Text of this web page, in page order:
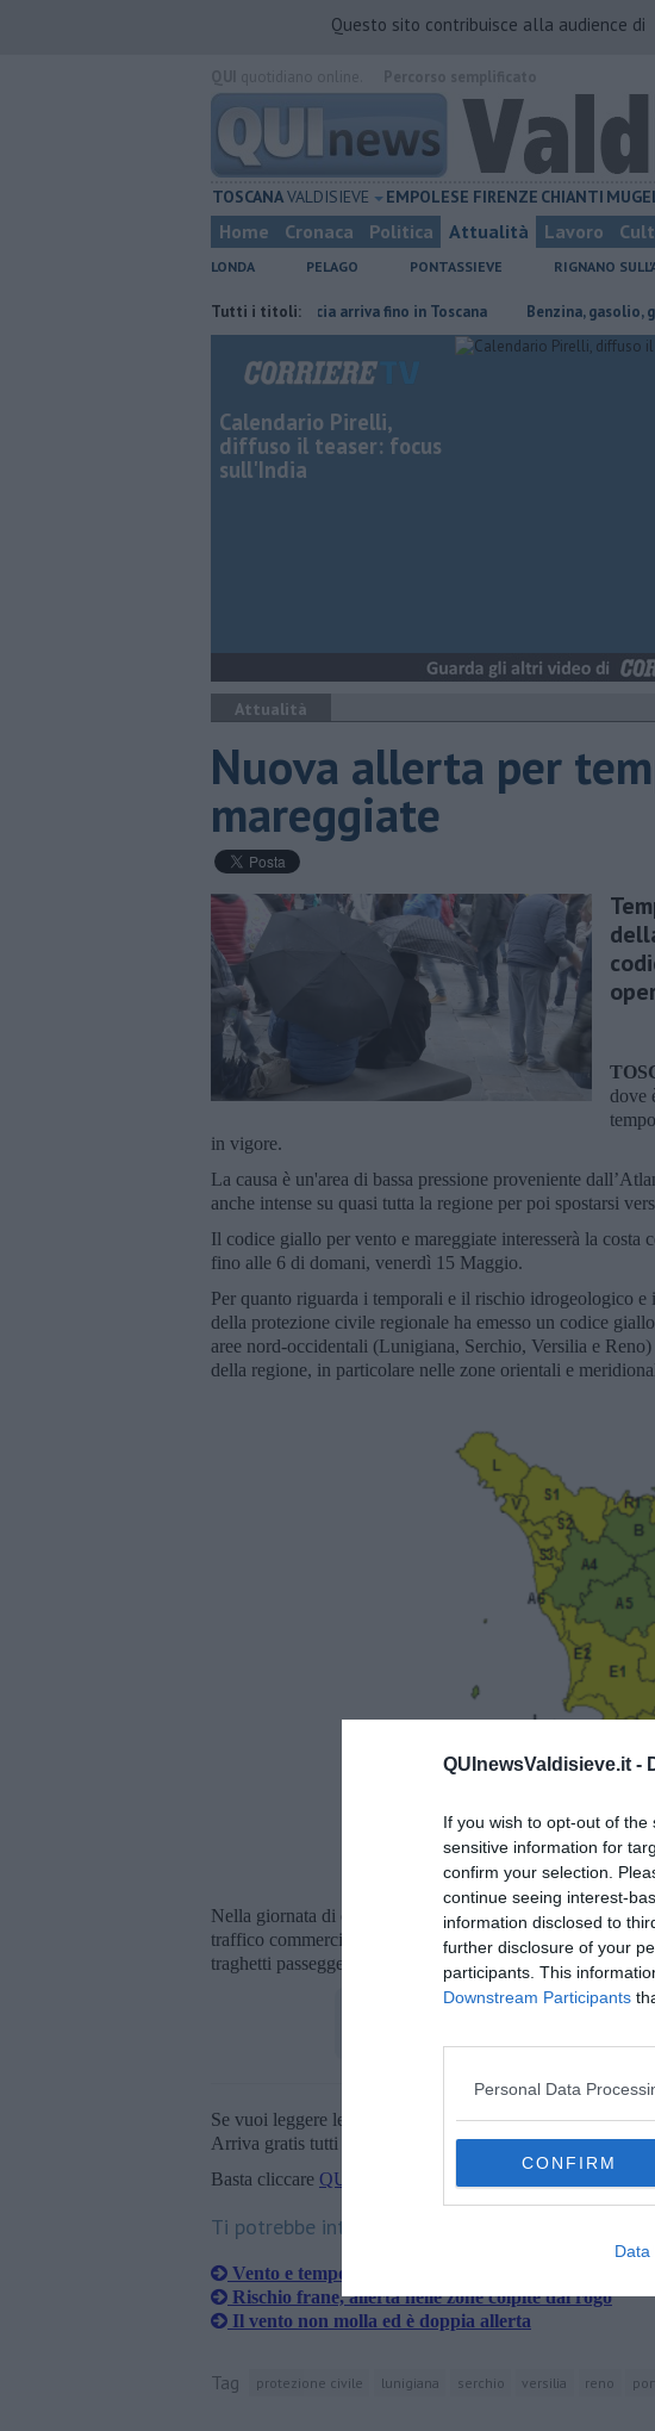
QUInewsValdisieve.it -
If you wish to opt-out of
sensitive information for
confirm your selection.
continue seeing interest-
information disclosed to
further disclosure of your
participants. This
Downstream Participants
Personal Data
CONFIRM
Data
Questo sito contribuisce alla audience di
TOSCANAVALDISIEVE EMPOLESE FIRENZE CHIANTI
Home Cronaca Politica Attualità Lavoro
LONDA PELAGO PONTASSIEVE RIGNANO
Tutti i titoli:
L'odore degli incendi in Francia arriva fino in Toscana ​Benzina, gasolio, gpl, ecco
Calendario Pirelli,
diffuso il teaser: focus
sull'India
Attualità
Nuova allerta per
mareggiate
dove
in vigore.
La causa è un'area di bassa pressione proveniente
anche intense su quasi tutta la regione per poi spostarsi
Il codice giallo per vento e mareggiate interesserà la costa
fino alle 6 di domani, venerdì 15 Maggio.
Per quanto riguarda i temporali e il rischio idrogeologico
della protezione civile regionale ha emesso un codice
aree nord-occidentali (Lunigiana, Serchio, Versilia e
della regione, in particolare nelle zone orientali e
La mappa dell'allerta della
Nella giornata di oggi, le condizioni meteo marine con
traffico commerciale e container nel porto di Livorno.
traghetti passeggeri per le isole maggiori, Corsica e
Se vuoi leggere le notizie principali della Toscana iscriviti
Arriva gratis tutti i giorni alle 20:00 direttamente nella tua
Basta cliccare QUI
Ti potrebbe interessare anche:
Vento e temporali, il maltempo non molla
Rischio frane, allerta nelle zone colpite dal rogo
Il vento non molla ed è doppia allerta
Tag protezione civile lunigiana serchio versilia reno